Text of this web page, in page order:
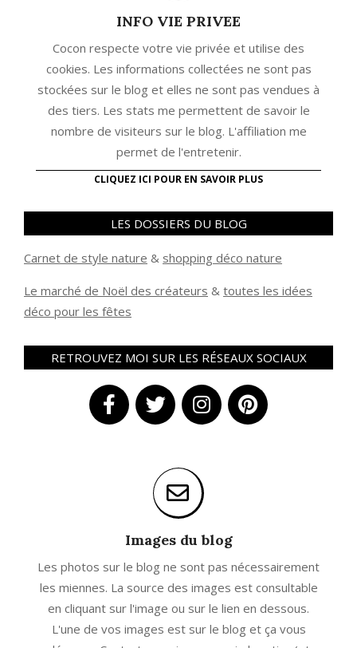
INFO VIE PRIVEE
Cocon respecte votre vie privée et utilise des
cookies. Les informations collectées ne sont pas
stockées sur le blog et elles ne sont pas vendues à
des tiers. Les stats me permettent de savoir le
nombre de visiteurs sur le blog. L'affiliation me
permet de l'entretenir.
CLIQUEZ ICI POUR EN SAVOIR PLUS
LES DOSSIERS DU BLOG
Carnet de style nature & shopping déco nature
Le marché de Noël des créateurs & toutes les idées
déco pour les fêtes
RETROUVEZ MOI SUR LES RÉSEAUX SOCIAUX
Images du blog
Les photos sur le blog ne sont pas nécessairement
les miennes. La source des images est consultable
en cliquant sur l'image ou sur le lien en dessous.
L'une de vos images est sur le blog et ça vous